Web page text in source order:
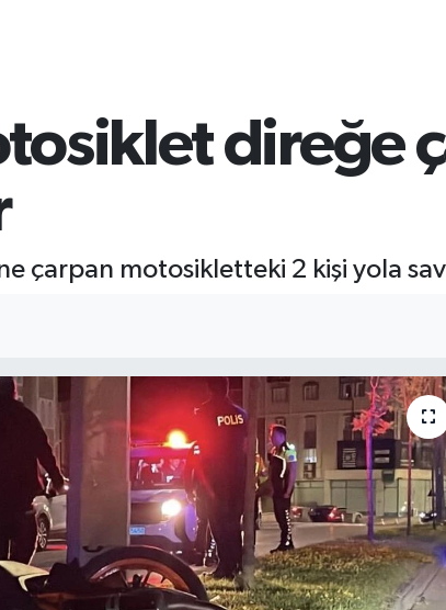
direğe
çarpan motosikletteki 2 kişi yola